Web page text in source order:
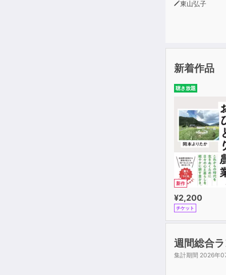
東山弘子
新着作品
聴き放題
新作
¥2,200
チケット
週間総合
集計期間 2026年